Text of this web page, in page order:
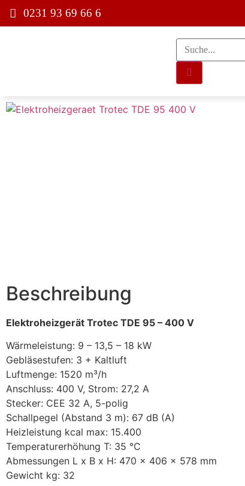
0231 93 69 66 6
Beschreibung
Elektroheizgerät Trotec TDE 95 – 400 V
Wärmeleistung: 9 – 13,5 – 18 kW
Gebläsestufen: 3 + Kaltluft
Luftmenge: 1520 m³/h
Anschluss: 400 V, Strom: 27,2 A
Stecker: CEE 32 A, 5-polig
Schallpegel (Abstand 3 m): 67 dB (A)
Heizleistung kcal max: 15.400
Temperaturerhöhung T: 35 °C
Abmessungen L x B x H: 470 x 406 x 578 mm
Gewicht kg: 32